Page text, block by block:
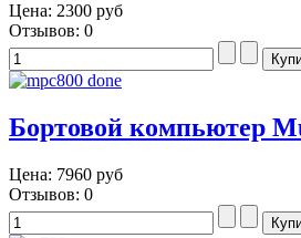
Цена: 2300 руб
Отзывов: 0
Бортовой компьютер
Цена: 7960 руб
Отзывов: 0